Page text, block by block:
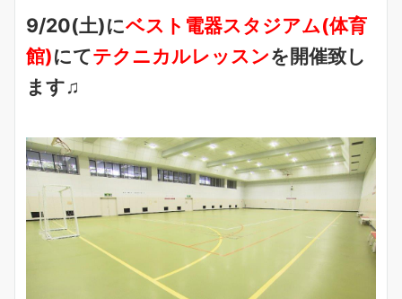
9/20(土)にベスト電器スタジアム(体育
館)にてテクニカルレッスンを開催致し
ます♫